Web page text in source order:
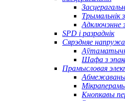
Трымальнік
Адключэнне
SPD і разраднік
Сярэдняе
Шафа з
Прамысловая
Кнопкавы